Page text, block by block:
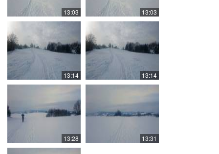
13:03 13:03
13:14 13:14
13:28 13:31